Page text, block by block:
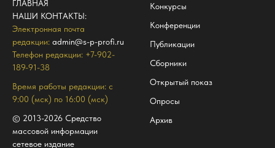
ГЛАВНАЯ
НАШИ КОНТАКТЫ:
Электронная почта
редакции: admin@s-p-profi.ru
Телефон редакции: +7-902-
189-91-38
Время работы редакции: с
9:00 (мск) по 16:00 (мск)
© 2013-2026 Средство
массовой информации
сетевое издание
Конкурсы
Конференции
Публикации
Сборники
Открытый показ
Опросы
Архив